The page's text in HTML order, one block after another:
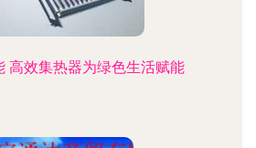
高效集热器为绿色生活赋能